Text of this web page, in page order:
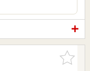
お気に入
りに追加